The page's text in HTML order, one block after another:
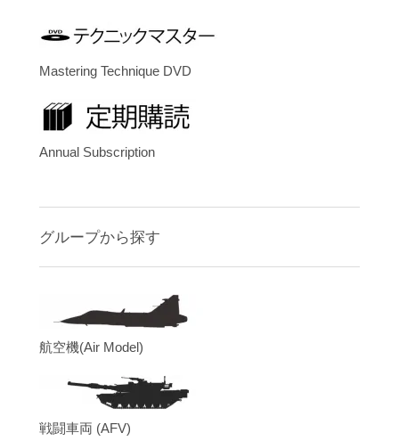
Mastering Technique DVD
Annual Subscription
グループから探す
航空機(Air Model)
戦闘車両 (AFV)